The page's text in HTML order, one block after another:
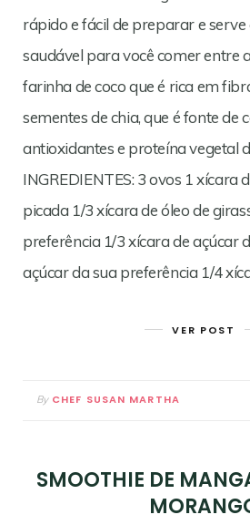
rápido e fácil de preparar e
saudável para você comer entre
farinha de coco que é rica em
sementes de chia, que é fonte de
antioxidantes e proteína vegetal
INGREDIENTES: 3 ovos 1 xícara
picada 1/3 xícara de óleo de
preferência 1/3 xícara de açúcar
açúcar da sua preferência 1/4
VER POST
By CHEF SUSAN MARTHA
SMOOTHIE DE